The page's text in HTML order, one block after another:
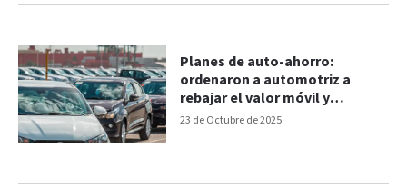
23 de Octubre de 2025
Planes de auto-ahorro:
ordenaron a automotriz a
rebajar el valor móvil y
devolver montos